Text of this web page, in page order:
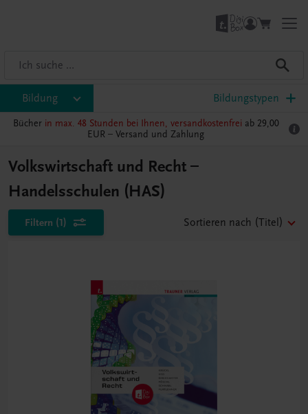
Bildung Bildungstypen
Bücher in max. 48 Stunden bei Ihnen, versandkostenfrei ab 29,00
EUR – Versand und Zahlung
Volkswirtschaft und Recht –
Handelsschulen (HAS)
Filtern (1) Sortieren nach (Titel)